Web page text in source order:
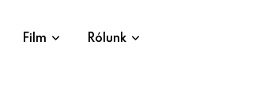
Film Rólunk